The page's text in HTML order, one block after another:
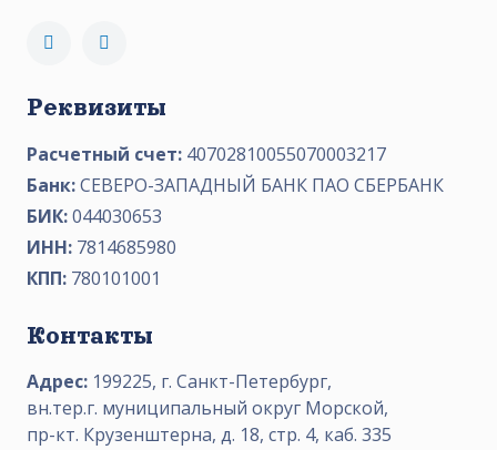
Реквизиты
Расчетный счет: 40702810055070003217
Банк:СЕВЕРО-ЗАПАДНЫЙ БАНК ПАО СБЕРБАНК
БИК:044030653
ИНН: 7814685980
КПП: 780101001
Контакты
Адрес: 199225, г. Санкт-Петербург,
вн.тер.г. муниципальный округ Морской,
пр-кт. Крузенштерна, д. 18, стр. 4, каб. 335